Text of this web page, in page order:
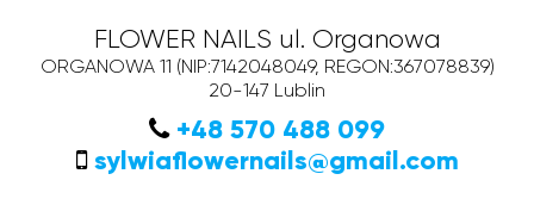
FLOWER NAILS ul. Organowa
ORGANOWA 11 (NIP:7142048049, REGON:367078839)
20-147 Lublin
+48 570 488 099
sylwiaflowernails@gmail.com